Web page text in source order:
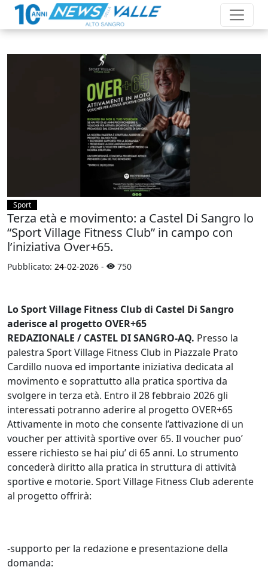
Sport
Terza età e movimento: a Castel Di Sangro lo
“Sport Village Fitness Club” in campo con
l’iniziativa Over+65.
Pubblicato: 24-02-2026 - 750
Lo Sport Village Fitness Club di Castel Di Sangro
aderisce al progetto OVER+65
REDAZIONALE / CASTEL DI SANGRO-AQ. Presso la
palestra Sport Village Fitness Club in Piazzale Prato
Cardillo nuova ed importante iniziativa dedicata al
movimento e soprattutto alla pratica sportiva da
svolgere in terza età. Entro il 28 febbraio 2026 gli
interessati potranno aderire al progetto OVER+65
Attivamente in moto che consente l’attivazione di un
voucher per attività sportive over 65. Il voucher puo’
essere richiesto se hai piu’ di 65 anni. Lo strumento
concederà diritto alla pratica in struttura di attività
sportive e motorie. Sport Village Fitness Club aderente
al progetto offrirà:
-supporto per la redazione e presentazione della
domanda: